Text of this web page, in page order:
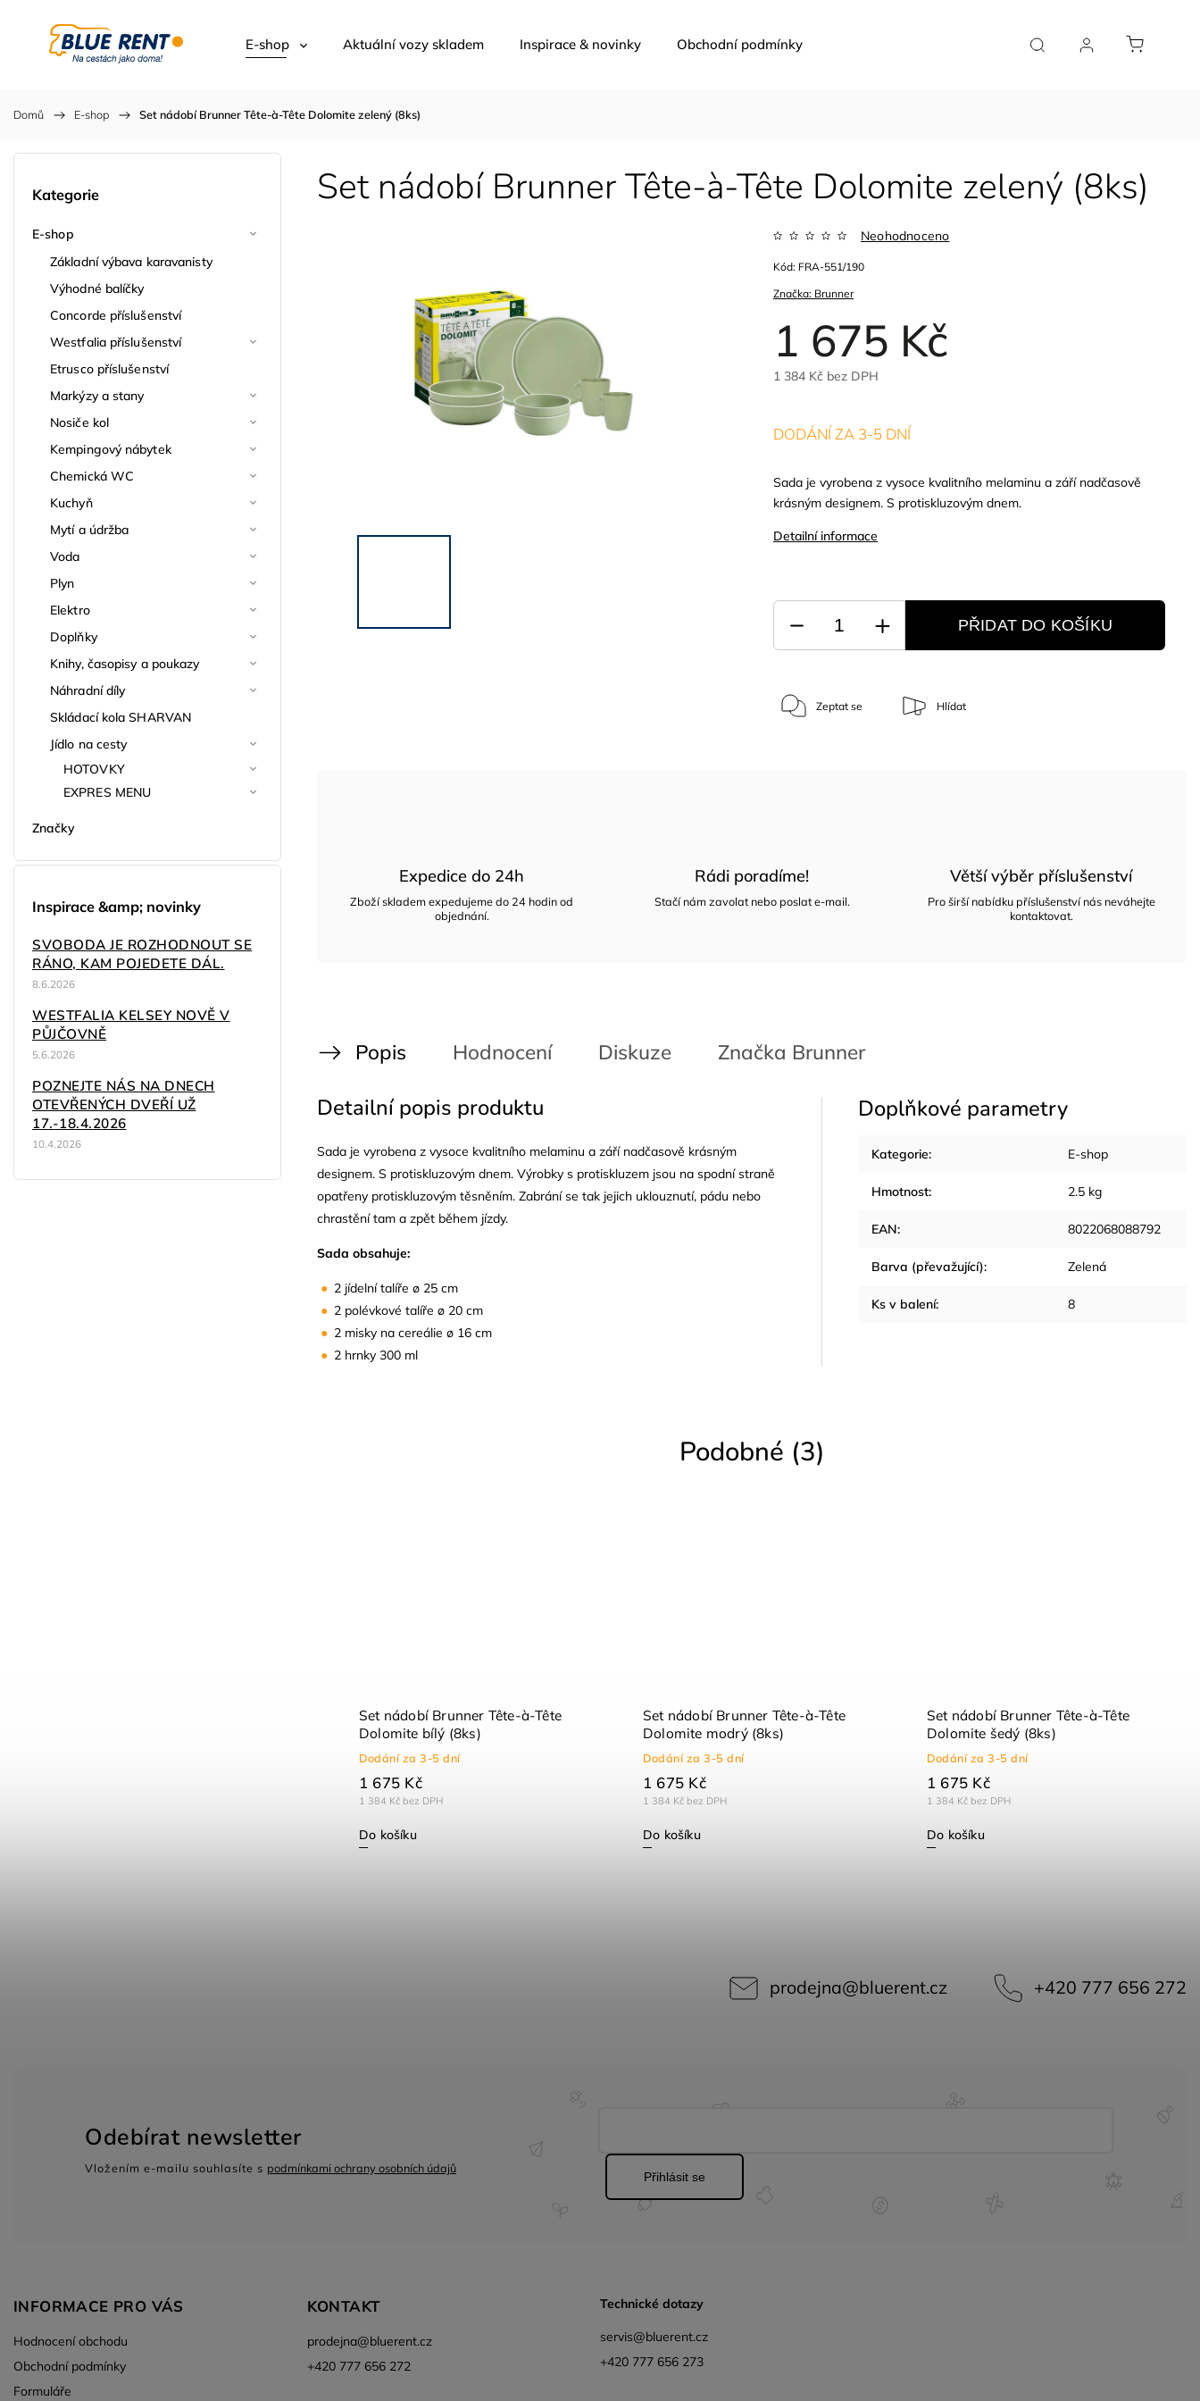
E-shop Aktuální vozy skladem Inspirace & novinky Obchodní podmínky
Domů / E-shop / Set nádobí Brunner Tête-à-Tête Dolomite zelený (8ks)
Kategorie
E-shop
Základní výbava karavanisty
Výhodné balíčky
Concorde příslušenství
Westfalia příslušenství
Etrusco příslušenství
Markýzy a stany
Nosiče kol
Kempingový nábytek
Chemická WC
Kuchyň
Mytí a údržba
Voda
Plyn
Elektro
Doplňky
Knihy, časopisy a poukazy
Náhradní díly
Skládací kola SHARVAN
Jídlo na cesty
HOTOVKY
EXPRES MENU
Značky
Inspirace &amp; novinky
SVOBODA JE ROZHODNOUT SE
RÁNO, KAM POJEDETE DÁL.
8.6.2026
WESTFALIA KELSEY NOVĚ V
PŮJČOVNĚ
5.6.2026
POZNEJTE NÁS NA DNECH
OTEVŘENÝCH DVEŘÍ UŽ
17.-18.4.2026
10.4.2026
Set nádobí Brunner Tête-à-Tête Dolomite zelený (8ks)
Značka: Brunner
Neohodnoceno
1 675 Kč
1 384 Kč bez DPH
Kód: FRA-551/190
Sada je vyrobena z vysoce kvalitního melaminu a září nadčasově
krásným designem. S protiskluzovým dnem.
Detailní informace
DODÁNÍ ZA 3-5 DNÍ
PŘIDAT DO KOŠÍKU
Zeptat se Hlídat
Expedice do 24h
Zboží skladem expedujeme do 24 hodin od
objednání.
Rádi poradíme!
Stačí nám zavolat nebo poslat e-mail.
Větší výběr příslušenství
Pro širší nabídku příslušenství nás neváhejte
kontaktovat.
Popis Hodnocení Diskuze Značka Brunner
Detailní popis produktu
Sada je vyrobena z vysoce kvalitního melaminu a září nadčasově krásným
designem. S protiskluzovým dnem. Výrobky s protiskluzem jsou na spodní straně
opatřeny protiskluzovým těsněním. Zabrání se tak jejich uklouznutí, pádu nebo
chrastění tam a zpět během jízdy.
Sada obsahuje:
2 jídelní talíře ø 25 cm
2 polévkové talíře ø 20 cm
2 misky na cereálie ø 16 cm
2 hrnky 300 ml
Doplňkové parametry
Kategorie: E-shop
Hmotnost: 2.5 kg
EAN: 8022068088792
Barva (převažující): Zelená
Ks v balení: 8
Podobné (3)
Set nádobí Brunner Tête-à-Tête
Dolomite bílý (8ks)
Dodání za 3-5 dní
1 384 Kč bez DPH
1 675 Kč
Do košíku
Set nádobí Brunner Tête-à-Tête
Dolomite modrý (8ks)
Dodání za 3-5 dní
1 384 Kč bez DPH
1 675 Kč
Do košíku
Set nádobí Brunner Tête-à-Tête
Dolomite šedý (8ks)
Dodání za 3-5 dní
1 384 Kč bez DPH
1 675 Kč
Do košíku
prodejna@bluerent.cz +420 777 656 272
Odebírat newsletter
Vložením e-mailu souhlasíte s podmínkami ochrany osobních údajů
Přihlásit se
INFORMACE PRO VÁS
Hodnocení obchodu
Obchodní podmínky
Formuláře
KONTAKT
prodejna@bluerent.cz
+420 777 656 272
Technické dotazy
servis@bluerent.cz
+420 777 656 273